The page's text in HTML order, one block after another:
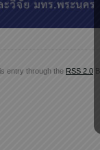
entry through the RSS 2.0